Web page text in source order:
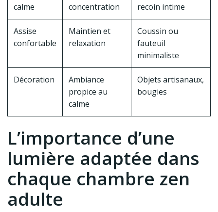
calme
concentration
recoin intime
Assise
confortable
Maintien et
relaxation
Coussin ou
fauteuil
minimaliste
Décoration
Ambiance
propice au
calme
Objets artisanaux,
bougies
L’importance d’une
lumière adaptée dans
chaque chambre zen
adulte